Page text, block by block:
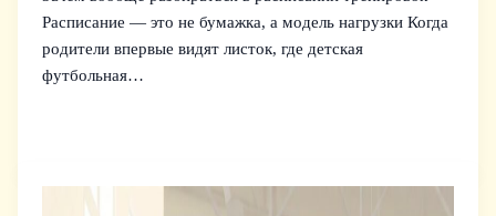
Расписание — это не бумажка, а модель нагрузки Когда
родители впервые видят листок, где детская
футбольная…